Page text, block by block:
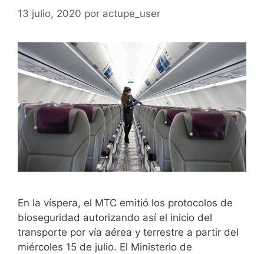
13 julio, 2020 por actupe_user
En la víspera, el MTC emitió los protocolos de
bioseguridad autorizando así el inicio del
transporte por vía aérea y terrestre a partir del
miércoles 15 de julio. El Ministerio de